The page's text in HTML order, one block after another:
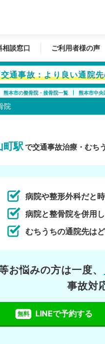
相談窓口 ご利用者様の声
通事故：より良い通院
熊本市の整骨院・接骨院一覧 熊本市中央
院
町駅で交通事故治療・むち
病院や整形外科だと
病院と整骨院を併用
むちうちの通院先は
お悩みの方は一度、
事故対
無料 LINEで予約する